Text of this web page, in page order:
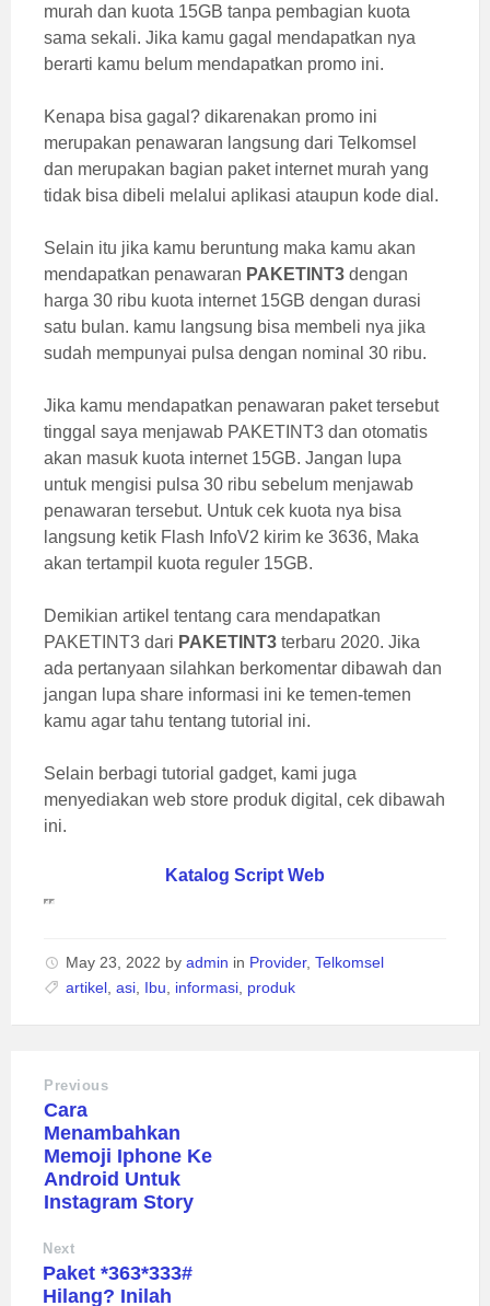
murah dan kuota 15GB tanpa pembagian kuota
sama sekali. Jika kamu gagal mendapatkan nya
berarti kamu belum mendapatkan promo ini.
Kenapa bisa gagal? dikarenakan promo ini
merupakan penawaran langsung dari Telkomsel
dan merupakan bagian paket internet murah yang
tidak bisa dibeli melalui aplikasi ataupun kode dial.
Selain itu jika kamu beruntung maka kamu akan
mendapatkan penawaran PAKETINT3 dengan
harga 30 ribu kuota internet 15GB dengan durasi
satu bulan. kamu langsung bisa membeli nya jika
sudah mempunyai pulsa dengan nominal 30 ribu.
Jika kamu mendapatkan penawaran paket tersebut
tinggal saya menjawab PAKETINT3 dan otomatis
akan masuk kuota internet 15GB. Jangan lupa
untuk mengisi pulsa 30 ribu sebelum menjawab
penawaran tersebut. Untuk cek kuota nya bisa
langsung ketik Flash InfoV2 kirim ke 3636, Maka
akan tertampil kuota reguler 15GB.
Demikian artikel tentang cara mendapatkan
PAKETINT3 dari PAKETINT3 terbaru 2020. Jika
ada pertanyaan silahkan berkomentar dibawah dan
jangan lupa share informasi ini ke temen-temen
kamu agar tahu tentang tutorial ini.
Selain berbagi tutorial gadget, kami juga
menyediakan web store produk digital, cek dibawah
ini.
Katalog Script Web
May 23, 2022 by admin in Provider, Telkomsel
artikel asi Ibu informasi produk
Previous
Cara
Menambahkan
Memoji Iphone Ke
Android Untuk
Instagram Story
Next
Paket *363*333#
Hilang? Inilah